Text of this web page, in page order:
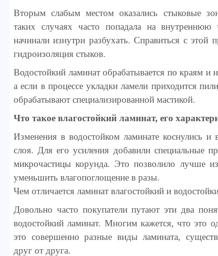
Вторым слабым местом оказались стыковые
таких случаях часто попадала на внутреннюю
начинали изнутри разбухать. Справиться с этой
гидроизоляция стыков.
Водостойкий ламинат обрабатывается по краям и
а если в процессе укладки ламели приходится
обрабатывают специализированной мастикой.
Что такое влагостойкий ламинат, его
Изменения в водостойком ламинате коснулись и
слоя. Для его усиления добавили специальные
микрочастицы корунда. Это позволило лучше
уменьшить влагопоглощение в разы.
Чем отличается ламинат влагостойкий и
Довольно часто покупатели путают эти два
водостойкий ламинат. Многим кажется, что это
это совершенно разные виды ламината,
друг от друга.